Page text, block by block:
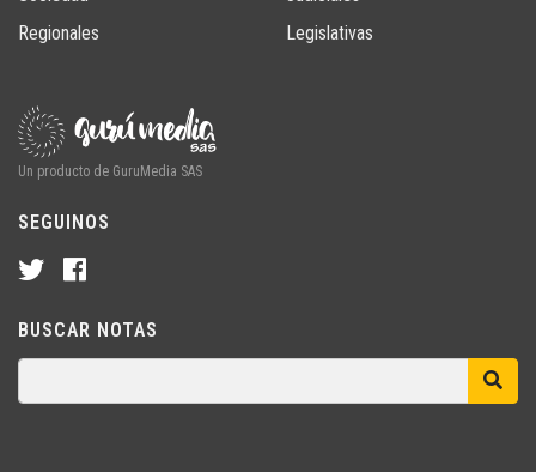
Regionales
Legislativas
Un producto de GuruMedia SAS
SEGUINOS
BUSCAR NOTAS